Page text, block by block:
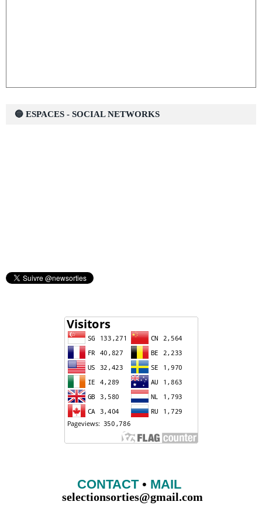
🔵 ESPACES - SOCIAL NETWORKS
CONTACT• MAIL
selectionsorties@gmail.com